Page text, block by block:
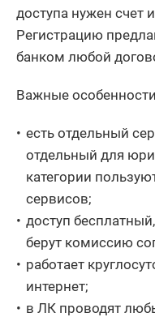
доступа нужен счет
Регистрацию
банком любой
Важные
есть отдельный
отдельный для
категории
сервисов;
доступ
берут комиссию
работает
интернет;
в ЛК проводят